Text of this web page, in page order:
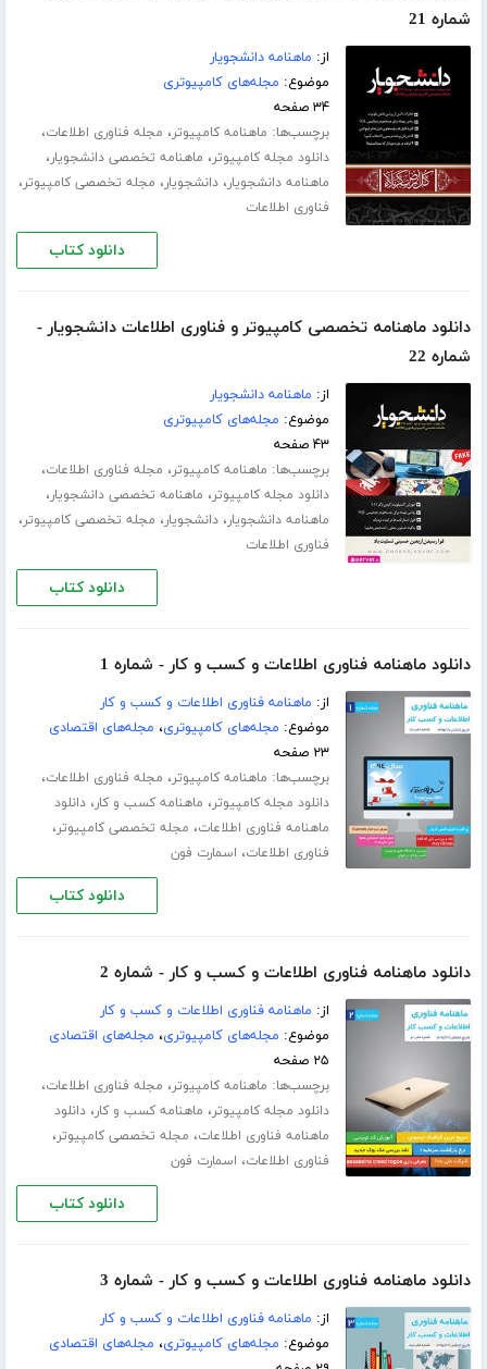
شماره 21
از: ماهنامه دانشجویار
موضوع: مجله‌های کامپیوتری
۳۴ صفحه
برچسب‌ها: ماهنامه کامپیوتر، مجله فناوری اطلاعات،
دانلود مجله کامپیوتر، ماهنامه تخصصی دانشجویار،
ماهنامه دانشجویار،دانشجویار، مجله تخصصی کامپیوتر،
فناوری اطلاعات
دانلود کتاب
دانلود ماهنامه تخصصی کامپیوتر و فناوری اطلاعات دانشجویار -
شماره 22
از: ماهنامه دانشجویار
موضوع: مجله‌های کامپیوتری
۴۳ صفحه
برچسب‌ها: ماهنامه کامپیوتر، مجله فناوری اطلاعات،
دانلود مجله کامپیوتر، ماهنامه تخصصی دانشجویار،
ماهنامه دانشجویار،دانشجویار، مجله تخصصی کامپیوتر،
فناوری اطلاعات
دانلود کتاب
دانلود ماهنامه فناوری اطلاعات و کسب و کار - شماره 1
از: ماهنامه فناوری اطلاعات و کسب و کار
موضوع: مجله‌های کامپیوتری، مجله‌های اقتصادی
۲۳ صفحه
برچسب‌ها: ماهنامه کامپیوتر، مجله فناوری اطلاعات،
دانلود مجله کامپیوتر، ماهنامه کسب و کار،دانلود
ماهنامه فناوری اطلاعات، مجله تخصصی کامپیوتر،
فناوری اطلاعات، اسمارت فون
دانلود کتاب
دانلود ماهنامه فناوری اطلاعات و کسب و کار - شماره 2
از: ماهنامه فناوری اطلاعات و کسب و کار
موضوع: مجله‌های کامپیوتری، مجله‌های اقتصادی
۲۵ صفحه
برچسب‌ها: ماهنامه کامپیوتر، مجله فناوری اطلاعات،
دانلود مجله کامپیوتر، ماهنامه کسب و کار،دانلود
ماهنامه فناوری اطلاعات، مجله تخصصی کامپیوتر،
فناوری اطلاعات، اسمارت فون
دانلود کتاب
دانلود ماهنامه فناوری اطلاعات و کسب و کار - شماره 3
از: ماهنامه فناوری اطلاعات و کسب و کار
موضوع: مجله‌های کامپیوتری، مجله‌های اقتصادی